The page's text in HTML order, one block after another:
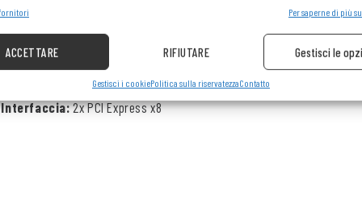
la sicurezza, prevenire e rilevare frodi, correggere errori, Erogare e
fornitori Per saperne di più
ACCETTARE RIFIUTARE Gestisci le
Gestisci i cookiePolitica sulla riservatezzaContatto
Marca:
PN:X900563-001
Numero di porte QSFP+:2x 40Gb
Interfaccia:2x PCI Express x8